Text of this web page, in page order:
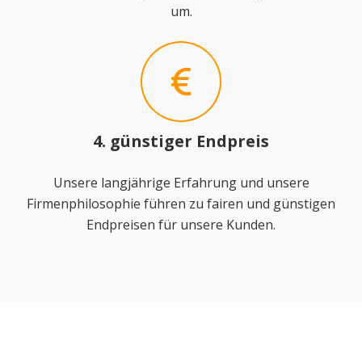
um.
4. günstiger Endpreis
Unsere langjährige Erfahrung und unsere
Firmenphilosophie führen zu fairen und günstigen
Endpreisen für unsere Kunden.